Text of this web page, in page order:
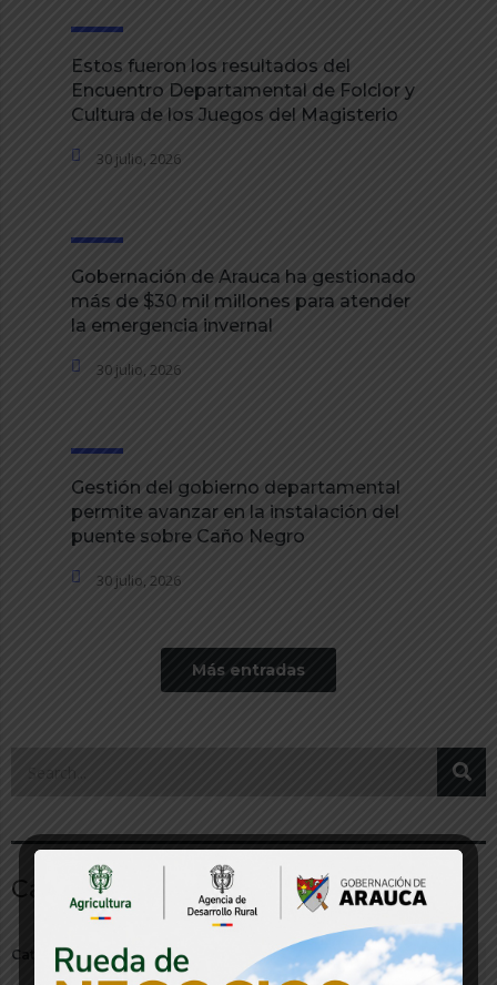
Estos fueron los resultados del
Encuentro Departamental de Folclor y
Cultura de los Juegos del Magisterio
30 julio, 2026
Gobernación de Arauca ha gestionado
más de $30 mil millones para atender
la emergencia invernal
30 julio, 2026
Gestión del gobierno departamental
permite avanzar en la instalación del
puente sobre Caño Negro
30 julio, 2026
Más entradas
Categorías
Categorías